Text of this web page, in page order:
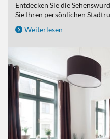
Entdecken Sie die
Sie Ihren persönlichen
Weiterlesen